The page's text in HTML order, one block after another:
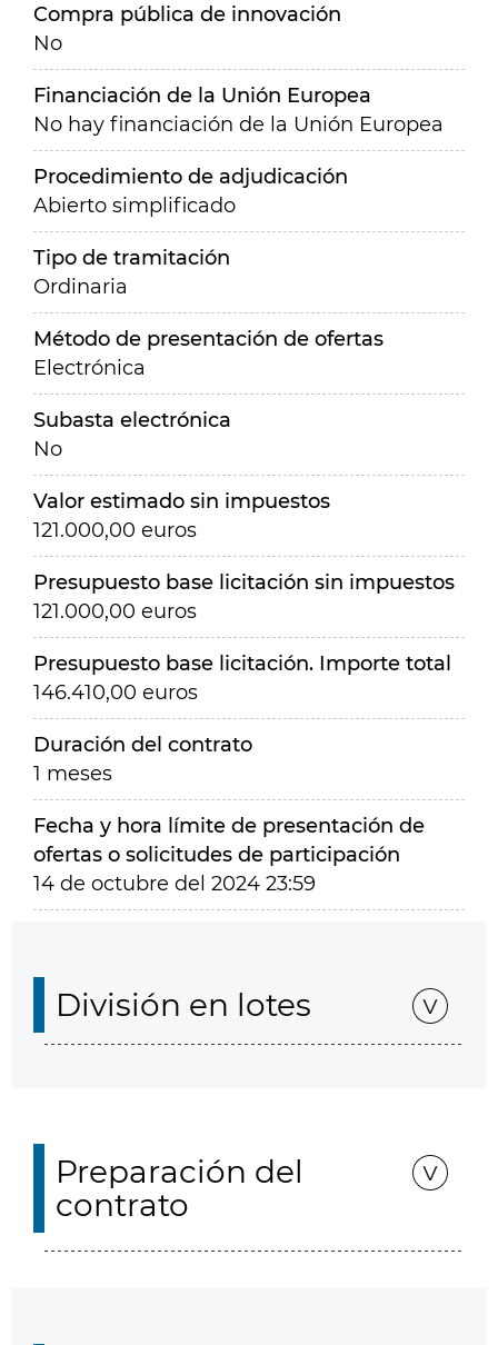
Compra pública de innovación
No
Financiación de la Unión Europea
No hay financiación de la Unión Europea
Procedimiento de adjudicación
Abierto simplificado
Tipo de tramitación
Ordinaria
Método de presentación de ofertas
Electrónica
Subasta electrónica
No
Valor estimado sin impuestos
121.000,00 euros
Presupuesto base licitación sin impuestos
121.000,00 euros
Presupuesto base licitación. Importe total
146.410,00 euros
Duración del contrato
1 meses
Fecha y hora límite de presentación de
ofertas o solicitudes de participación
14 de octubre del 2024 23:59
División en lotes
Preparación del
contrato